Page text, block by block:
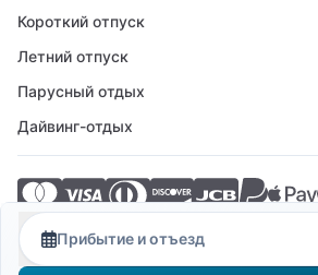
Прибытие и отъезд
Короткий отпуск
Летний отпуск
Парусный отдых
Дайвинг-отдых